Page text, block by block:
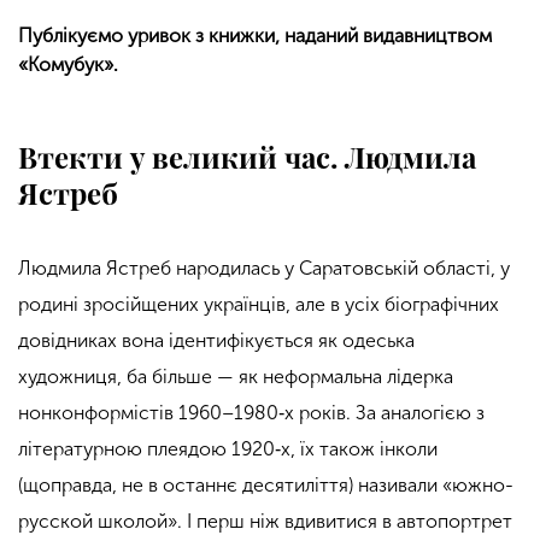
Публікуємо уривок з книжки, наданий видавництвом
«Комубук».
Втекти у великий час. Людмила
Ястреб
Людмила Ястреб народилась у Саратовській області, у
родині зросійщених українців, але в усіх біографічних
довідниках вона ідентифікується як одеська
художниця, ба більше — як неформальна лідерка
нонконформістів 1960–1980‑х років. За аналогією з
літературною плеядою 1920‑х, їх також інколи
(щоправда, не в останнє десятиліття) називали «южно-
русской школой». І перш ніж вдивитися в автопортрет